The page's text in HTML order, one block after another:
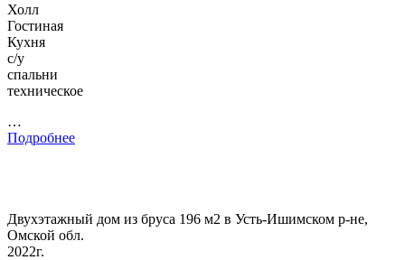
Холл
Гостиная
Кухня
с/у
спальни
техническое
…
Подробнее
Двухэтажный дом из бруса 196 м2 в Усть-Ишимском р-не,
Омской обл.
2022г.